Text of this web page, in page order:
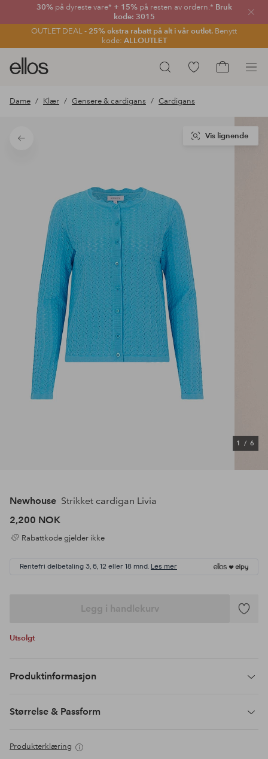
30% på dyreste vare* + 15%på resten av ordern.* Bruk
kode: 3015
OUTLET DEAL - 25% ekstra rabatt på alt i vår outlet. Benytt
kode: ALLOUTLET
Lukk
Søk
Ellos
logo
gå
forsiden
Gå
Dame Klær Gensere & cardigans Cardigans
Tilbake
1 / 6
Vis lignende
Newhouse Strikket cardigan Livia
2,200 NOK
Rabattkode gjelder ikke
Rentefri delbetaling 3, 6, 12 eller 18 mnd. Les mer
Legg i handlekurv
Legg
Utsolgt
Produktinformasjon
Størrelse & Passform
Produkterklæring